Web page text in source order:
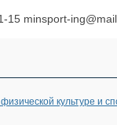
15 minsport-
культуре и